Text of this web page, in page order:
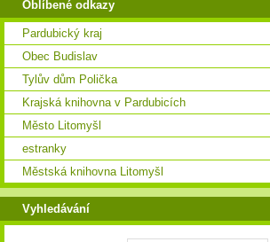
Oblíbené odkazy
Pardubický kraj
Obec Budislav
Tylův dům Polička
Krajská knihovna v Pardubicích
Město Litomyšl
estranky
Městská knihovna Litomyšl
Vyhledávání